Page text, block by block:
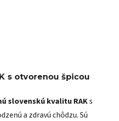
s otvorenou špicou
slovenskú kvalitu RAKs
a zdravú chôdzu. Sú